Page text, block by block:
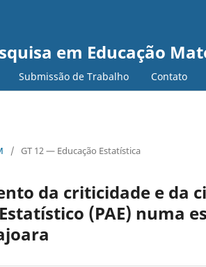
em Educação
Submissão de Trabalho Contato
/ GT 12 — Educação Estatística
da criticidade e da
(PAE) numa